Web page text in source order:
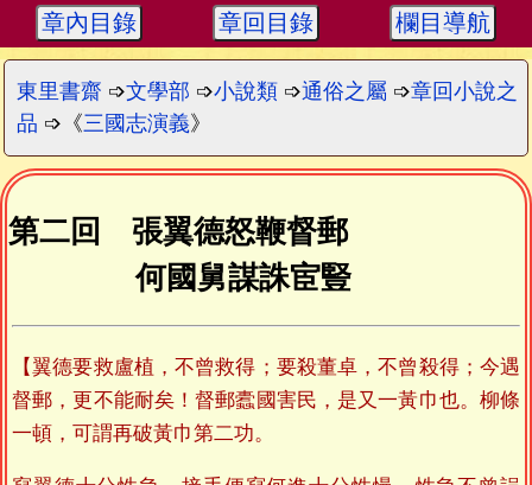
章內目錄 章回目錄 欄目導航
東里書齋 ➩文學部 ➩小說類 ➩通俗之屬 ➩章回小說之
品 ➩《三國志演義》
第二回 張翼德怒鞭督郵
何國舅謀誅宦豎
【翼德要救盧植，不曾救得；要殺董卓，不曾殺得；今遇
督郵，更不能耐矣！督郵蠹國害民，是又一黃巾也。柳條
一頓，可謂再破黃巾第二功。